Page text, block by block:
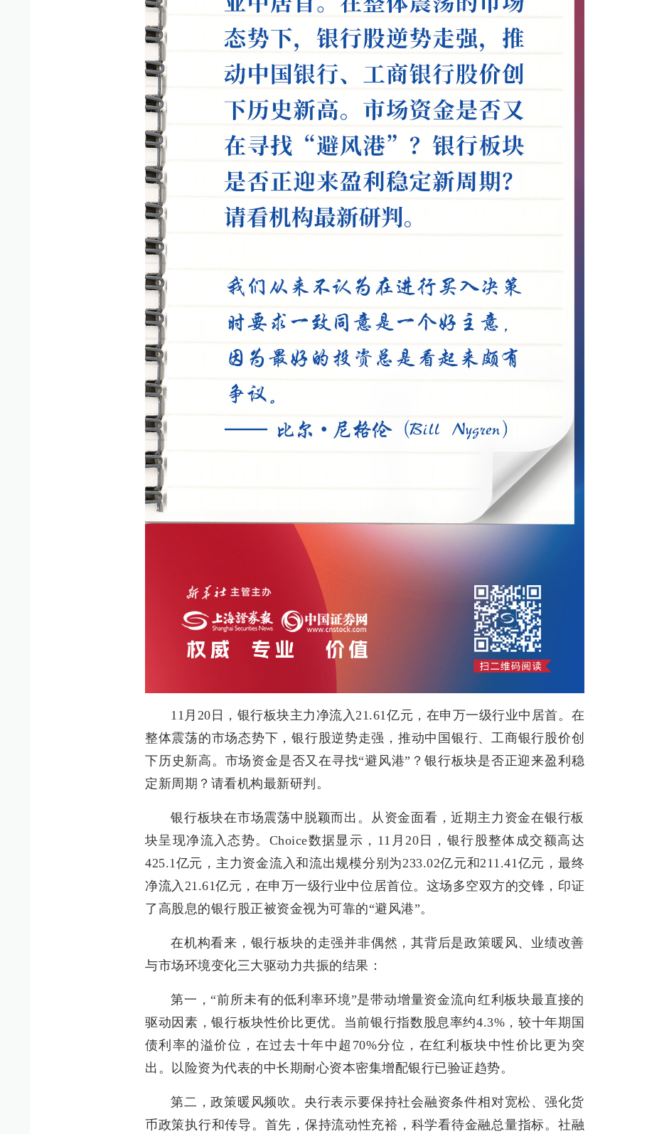
11月20日，银行板块主力净流入21.61亿元，在申万一级行业中居首。在
整体震荡的市场态势下，银行股逆势走强，推动中国银行、工商银行股价创
下历史新高。市场资金是否又在寻找“避风港”？银行板块是否正迎来盈利稳
定新周期？请看机构最新研判。
银行板块在市场震荡中脱颖而出。从资金面看，近期主力资金在银行板
块呈现净流入态势。Choice数据显示，11月20日，银行股整体成交额高达
425.1亿元，主力资金流入和流出规模分别为233.02亿元和211.41亿元，最终
净流入21.61亿元，在申万一级行业中位居首位。这场多空双方的交锋，印证
了高股息的银行股正被资金视为可靠的“避风港”。
在机构看来，银行板块的走强并非偶然，其背后是政策暖风、业绩改善
与市场环境变化三大驱动力共振的结果：
第一，“前所未有的低利率环境”是带动增量资金流向红利板块最直接的
驱动因素，银行板块性价比更优。当前银行指数股息率约4.3%，较十年期国
债利率的溢价位，在过去十年中超70%分位，在红利板块中性价比更为突
出。以险资为代表的中长期耐心资本密集增配银行已验证趋势。
第二，政策暖风频吹。央行表示要保持社会融资条件相对宽松、强化货
币政策执行和传导。首先，保持流动性充裕，科学看待金融总量指标。社融